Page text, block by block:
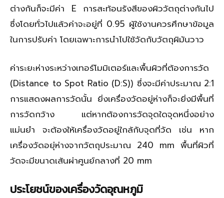
ต่างกันก็จะมีค่า E การสะท้อนรังสีของผิววัตถุต่างกันไป
ซึ่งโดยทั่วไปแล้วค่าจะอยู่ที่ 0.95 ผู้ใช้งานควรศึกษาข้อมูล
ในการปรับค่า โดยเฉพาะการนำไปใช้วัดกับวัตถุผิมันวาว
ค่าระยะห่างระหว่างเทอร์โมมิเตอร์และพื้นผิวที่ต้องการวัด
(Distance to Spot Ratio (D:S)) ซึ่งจะมีค่าประมาณ 2:1
การแสดงผลการวัดนั้น ยิ่งเครื่องวัดอยู่ห่างก็จะยิ่งมีพื้นที่
การวัดกว้าง แต่หากต้องการวัดจุดใดจุดหนึ่งอย่าง
แม่นยำ จะต้องให้เครื่องวัดอยู่ใกล้กับจุดที่วัด เช่น หาก
เครื่องวัดอยุ่ห่างจากวัตถุประมาณ 240 mm พื้นที่ผิวที่
วัดจะมีขนาดเส้นผ่าศูนย์กลางที่ 20 mm
ประโยชน์ของเครื่องวัดอุณหภูมิ